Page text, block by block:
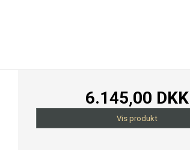
6.145,00 DKK
Vis produkt